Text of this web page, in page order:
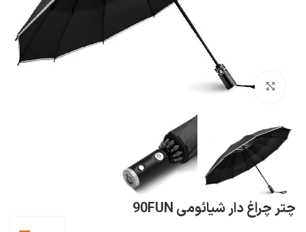
بزرگنمایی تصویر
چتر چراغ دار شیائومی 90FUN